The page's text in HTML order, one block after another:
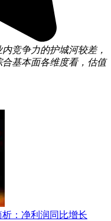
竞争力的护城河较差，
基本面各维度看，估值
析：净利润同比增长